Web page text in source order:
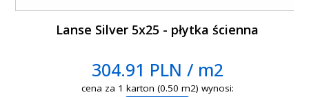
Lanse Silver 5x25 - płytka ścienna
304.91 PLN / m2
cena za 1 karton (0.50 m2) wynosi: